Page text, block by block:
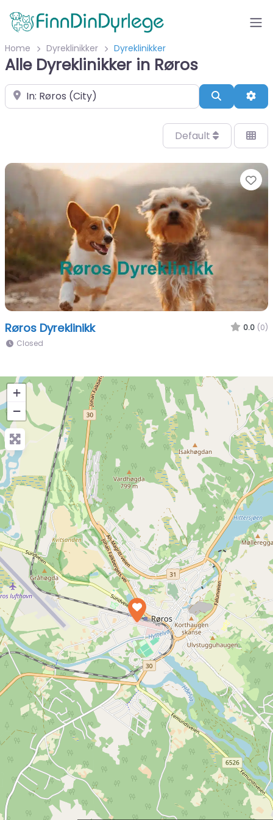
Home Dyreklinikker Dyreklinikker
Alle Dyreklinikker in Røros
Velg by/sted Search
Default
Røros Dyreklinikk 0.0 (0)
Closed
+
−